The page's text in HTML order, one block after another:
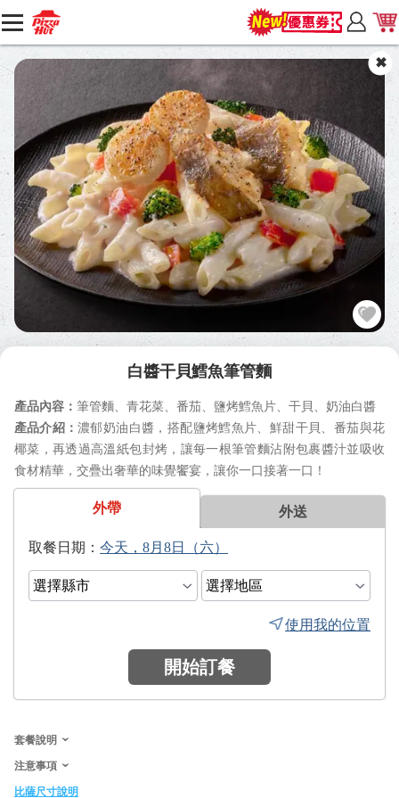
白醬干貝鱈魚筆管麵
筆管麵、青花菜、番茄、鹽烤鱈魚片、干貝、奶油白醬
濃郁奶油白醬，搭配鹽烤鱈魚片、鮮甜干貝、番茄與花
椰菜，再透過高溫紙包封烤，讓每一根筆管麵沾附包裹醬汁並吸收
食材精華，交疊出奢華的味覺饗宴，讓你一口接著一口！
外帶 外送
日期：
使用我的位置
開始訂餐
套餐說明
注意事項
比薩尺寸說明